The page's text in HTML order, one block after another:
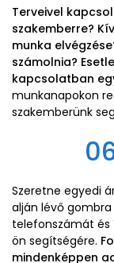
Terveivel
szakemberre?
munka
számolnia?
kapcsolatban
munkanapokon
szakemberünk
Szeretne egyedi
alján lévő
telefonszámát és
ön segítségére.
mindenképpen